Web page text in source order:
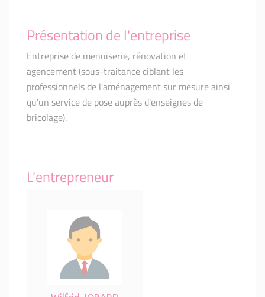
Présentation de l'entreprise
Entreprise de menuiserie, rénovation et
agencement (sous-traitance ciblant les
professionnels de l'aménagement sur mesure ainsi
qu'un service de pose auprès d'enseignes de
bricolage).
L'entrepreneur